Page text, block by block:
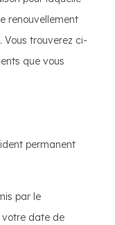
renouvellement
trouverez ci-
que vous
permanent
par le
votre date de